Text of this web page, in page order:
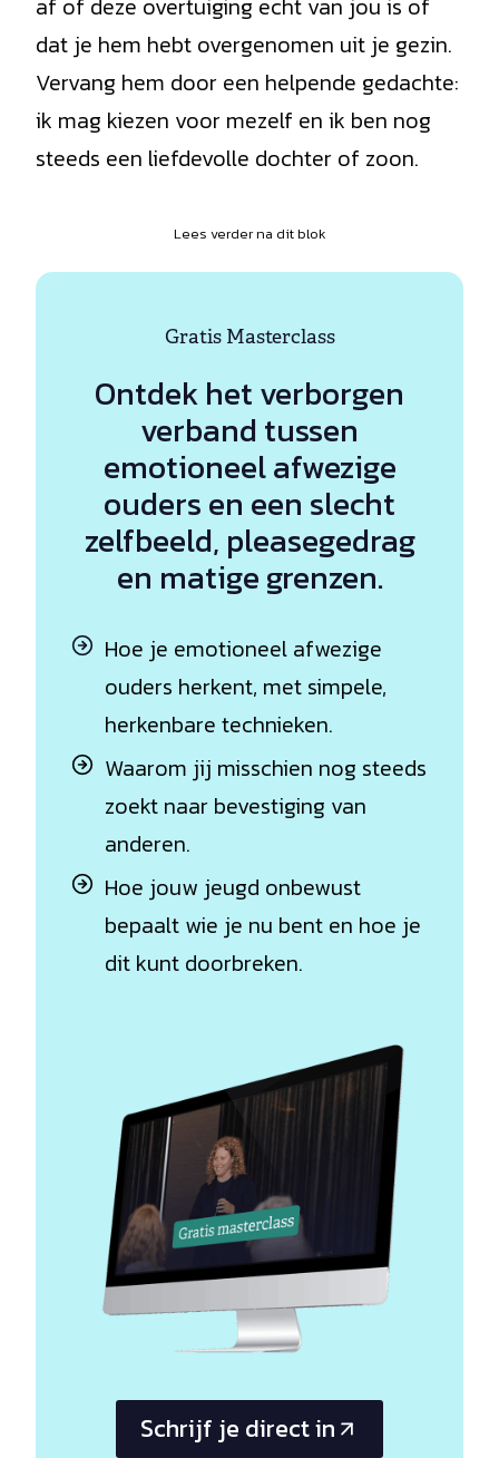
dat je hem hebt overgenomen uit je gezin.
Vervang hem door een helpende gedachte:
ik mag kiezen voor mezelf en ik ben nog
steeds een liefdevolle dochter of zoon.
Lees verder na dit blok
Gratis Masterclass
Ontdek het verborgen
verband tussen
emotioneel afwezige
ouders en een slecht
zelfbeeld, pleasegedrag
en matige grenzen.
Hoe je emotioneel afwezige
ouders herkent, met simpele,
herkenbare technieken.
Waarom jij misschien nog steeds
zoekt naar bevestiging van
anderen.
Hoe jouw jeugd onbewust
bepaalt wie je nu bent en hoe je
dit kunt doorbreken.
Schrijf je direct in